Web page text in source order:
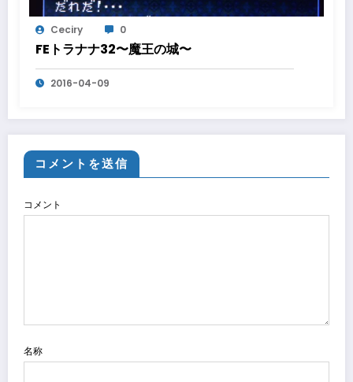
Ceciry 0
FEトラナナ32〜魔王の城〜
2016-04-09
コメントを送信
コメント
名称